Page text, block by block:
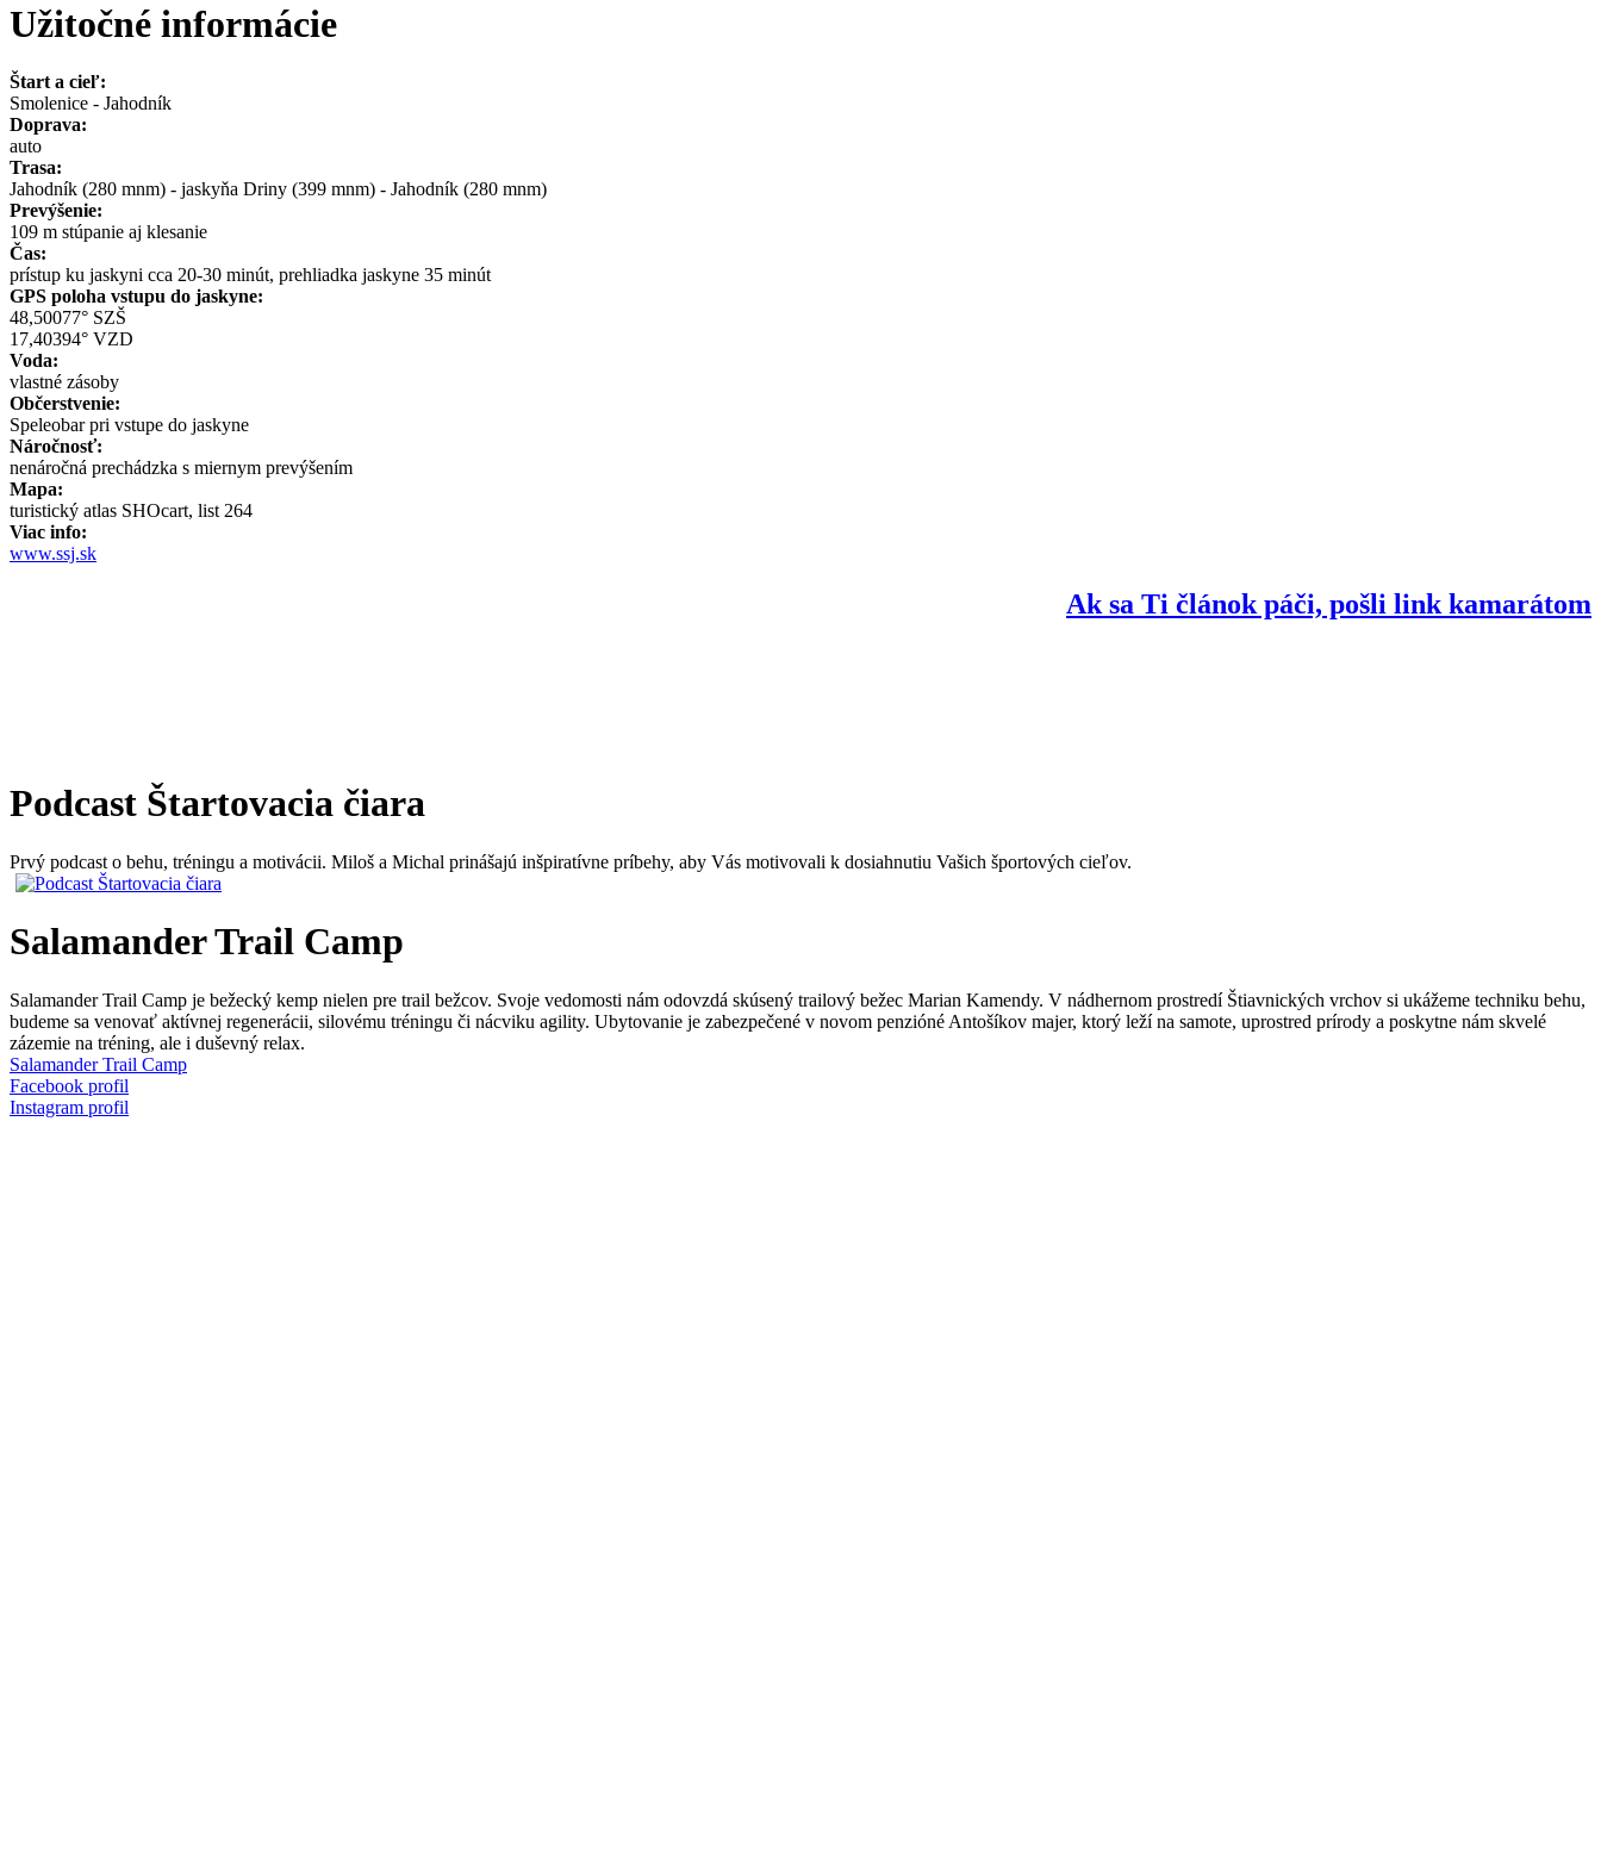
Užitočné informácie
Štart a cieľ:
Smolenice - Jahodník
Doprava:
auto
Trasa:
Jahodník (280 mnm) - jaskyňa Driny (399 mnm) - Jahodník (280 mnm)
Prevýšenie:
109 m stúpanie aj klesanie
Čas:
prístup ku jaskyni cca 20-30 minút, prehliadka jaskyne 35 minút
GPS poloha vstupu do jaskyne:
48,50077° SZŠ
17,40394° VZD
Voda:
vlastné zásoby
Občerstvenie:
Speleobar pri vstupe do jaskyne
Náročnosť:
nenáročná prechádzka s miernym prevýšením
Mapa:
turistický atlas SHOcart, list 264
Viac info:
www.ssj.sk
Ak sa Ti článok páči, pošli link kamarátom
Podcast Štartovacia čiara
Prvý podcast o behu, tréningu a motivácii. Miloš a Michal prinášajú inšpiratívne príbehy, aby Vás motivovali k dosiahnutiu Vašich športových cieľov.
Salamander Trail Camp
Salamander Trail Camp je bežecký kemp nielen pre trail bežcov. Svoje vedomosti nám odovzdá skúsený trailový bežec Marian Kamendy. V nádhernom prostredí Štiavnických vrchov si ukážeme techniku behu,
budeme sa venovať aktívnej regenerácii, silovému tréningu či nácviku agility. Ubytovanie je zabezpečené v novom penzióné Antošíkov majer, ktorý leží na samote, uprostred prírody a poskytne nám skvelé
zázemie na tréning, ale i duševný relax.
Salamander Trail Camp
Facebook profil
Instagram profil